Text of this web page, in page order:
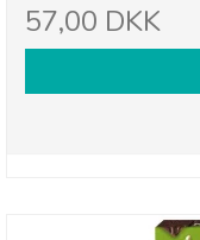
57,00 DKK